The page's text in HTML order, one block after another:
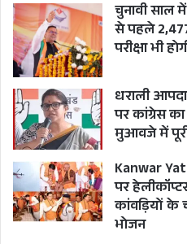
A PAINTER ARRESTED
चुनावी साल
से पहले
परीक्षा भी
धराली
पर कांग्रेस
मुआवजे में
Kanwar
पर
कांवड़ियों के
भोजन